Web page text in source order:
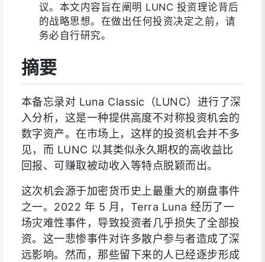
议。本文内容旨在阐明 LUNC 投资理论背后
的战略思想。在做出任何投资决定之前，请
务必自行研究。
摘要
本备忘录对 Luna Classic（LUNC）进行了深
入分析，这是一种提供高度不对称投资机会的
数字资产。在市场上，这样的投资机会并不多
见，而 LUNC 以其类似永久期权的高收益比
回报、可赚取被动收入等特点脱颖而出。
这次机会源于加密货币史上最重大的崩盘事件
之一。2022 年 5 月，Terra Luna 经历了一
场灾难性事件，导致投资者几乎损失了全部投
资。这一悲惨事件对许多散户参与者造成了深
远影响。然而，那些留下来的人已经逐步形成